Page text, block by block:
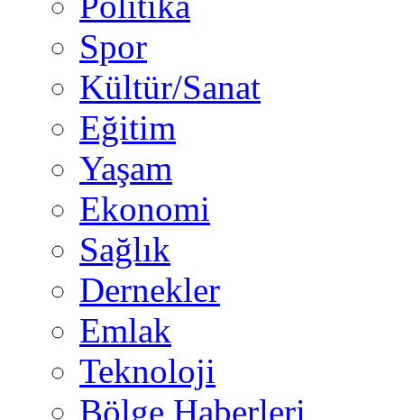
Spor
Kültür/Sanat
Eğitim
Yaşam
Ekonomi
Sağlık
Dernekler
Emlak
Teknoloji
Bölge Haberleri